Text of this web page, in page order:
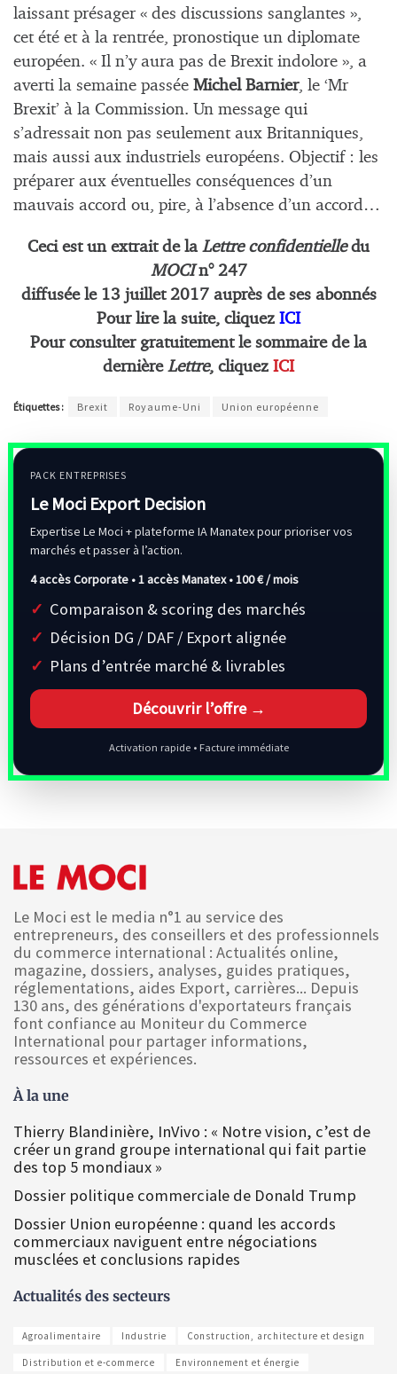
laissant présager « des discussions sanglantes »,
cet été et à la rentrée, pronostique un diplomate
européen. « Il n’y aura pas de Brexit indolore », a
averti la semaine passée Michel Barnier, le ‘Mr
Brexit’ à la Commission. Un message qui
s’adressait non pas seulement aux Britanniques,
mais aussi aux industriels européens. Objectif : les
préparer aux éventuelles conséquences d’un
mauvais accord ou, pire, à l’absence d’un accord…
Ceci est un extrait de la Lettre confidentielledu
MOCIn° 247
diffusée le 13 juillet 2017 auprès de ses abonnés
Pour lire la suite, cliquez ICI
Pour consulter gratuitement le sommaire de la
dernière Lettre, cliquez ICI
Étiquettes : Brexit Royaume-Uni Union européenne
PACK ENTREPRISES
Le Moci Export Decision
Expertise Le Moci + plateforme IA Manatex pour prioriser vos
marchés et passer à l’action.
4 accès Corporate • 1 accès Manatex •100 € / mois
Comparaison & scoring des marchés
Décision DG / DAF / Export alignée
Plans d’entrée marché & livrables
Découvrir l’offre →
Activation rapide • Facture immédiate
Le Moci est le media n°1 au service des
entrepreneurs, des conseillers et des professionnels
du commerce international : Actualités online,
magazine, dossiers, analyses, guides pratiques,
réglementations, aides Export, carrières... Depuis
130 ans, des générations d'exportateurs français
font confiance au Moniteur du Commerce
International pour partager informations,
ressources et expériences.
À la une
Thierry Blandinière, InVivo : « Notre vision, c’est de
créer un grand groupe international qui fait partie
des top 5 mondiaux »
Dossier politique commerciale de Donald Trump
Dossier Union européenne : quand les accords
commerciaux naviguent entre négociations
musclées et conclusions rapides
Actualités des secteurs
Agroalimentaire Industrie Construction, architecture et design
Distribution et e-commerce Environnement et énergie